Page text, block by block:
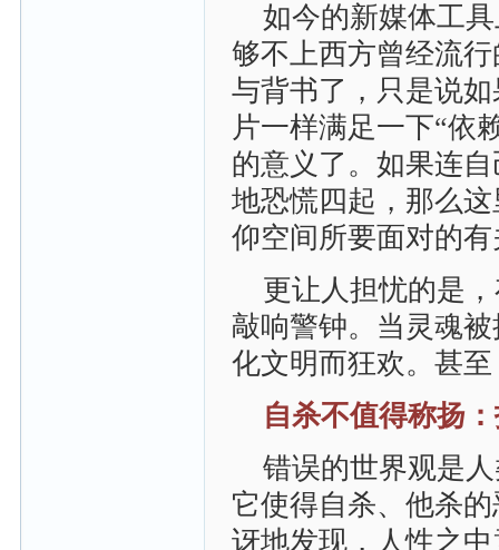
如今的新媒体工
够不上西方曾经流
与背书了，只是说
片一样满足一下“依
的意义了。如果连
地恐慌四起，那么
仰空间所要面对的
更让人担忧的是
敲响警钟。当灵魂
化文明而狂欢。甚
自杀不值得称扬
错误的世界观是
它使得自杀、他杀
讶地发现，人性之